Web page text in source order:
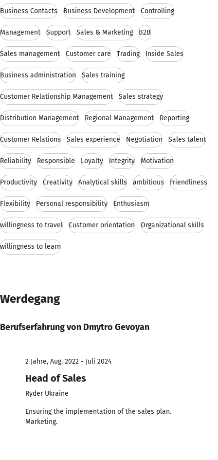
Business Contacts Business Development Controlling
Management Support Sales & Marketing B2B
Sales management Customer care Trading Inside Sales
Business administration Sales training
Customer Relationship Management Sales strategy
Distribution Management Regional Management Reporting
Customer Relations Sales experience Negotiation Sales talent
Reliability Responsible Loyalty Integrity Motivation
Productivity Creativity Analytical skills ambitious Friendliness
Flexibility Personal responsibility Enthusiasm
willingness to travel Customer orientation Organizational skills
willingness to learn
Werdegang
Berufserfahrung von Dmytro Gevoyan
2 Jahre, Aug. 2022 - Juli 2024
Head of Sales
Ryder Ukraine
Ensuring the implementation of the sales plan.
Marketing.